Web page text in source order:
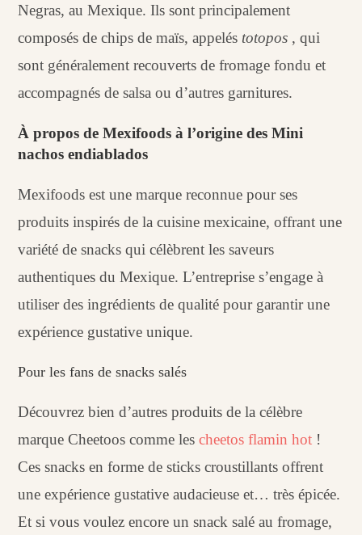
Negras, au Mexique. Ils sont principalement
composés de chips de maïs, appelés totopos , qui
sont généralement recouverts de fromage fondu et
accompagnés de salsa ou d’autres garnitures.
À propos de Mexifoods à l’origine des Mini
nachos endiablados
Mexifoods est une marque reconnue pour ses
produits inspirés de la cuisine mexicaine, offrant une
variété de snacks qui célèbrent les saveurs
authentiques du Mexique. L’entreprise s’engage à
utiliser des ingrédients de qualité pour garantir une
expérience gustative unique.
Pour les fans de snacks salés
Découvrez bien d’autres produits de la célèbre
marque Cheetoos comme lescheetos flamin hot !
Ces snacks en forme de sticks croustillants offrent
une expérience gustative audacieuse et… très épicée.
Et si vous voulez encore un snack salé au fromage,